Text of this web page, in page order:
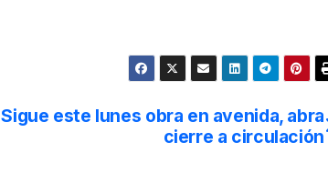
Sigue este lunes obra en avenida, abra
cierre a circulación